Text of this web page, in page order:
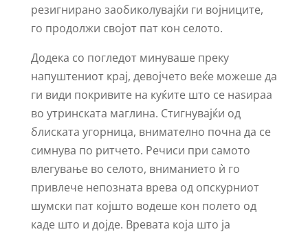
резигнирано заобиколувајќи ги војниците,
го продолжи својот пат кон селото.
Додека со погледот минуваше преку
напуштениот крај, девојчето веќе можеше да
ги види покривите на куќите што се наѕираа
во утринската маглина. Стигнувајќи од
блиската угорница, внимателно почна да се
симнува по ритчето. Речиси при самото
влегување во селото, вниманието ѝ го
привлече непозната врева од опскурниот
шумски пат којшто водеше кон полето од
каде што и дојде. Вревата која што ја